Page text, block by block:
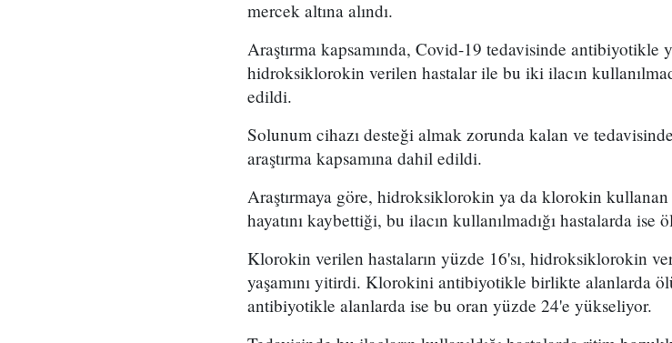
mercek altına alındı.
Araştırma kapsamında, Covid-19 tedavisinde
hidroksiklorokin verilen hastalar ile bu iki ilacın
edildi.
Solunum cihazı desteği almak zorunda kalan ve
araştırma kapsamına dahil edildi.
Araştırmaya göre, hidroksiklorokin ya da klorokin kullanan
hayatını kaybettiği, bu ilacın kullanılmadığı hastalarda ise
Klorokin verilen hastaların yüzde 16'sı, hidroksiklorokin
yaşamını yitirdi. Klorokini antibiyotikle birlikte alanlarda
antibiyotikle alanlarda ise bu oran yüzde 24'e yükseliyor.